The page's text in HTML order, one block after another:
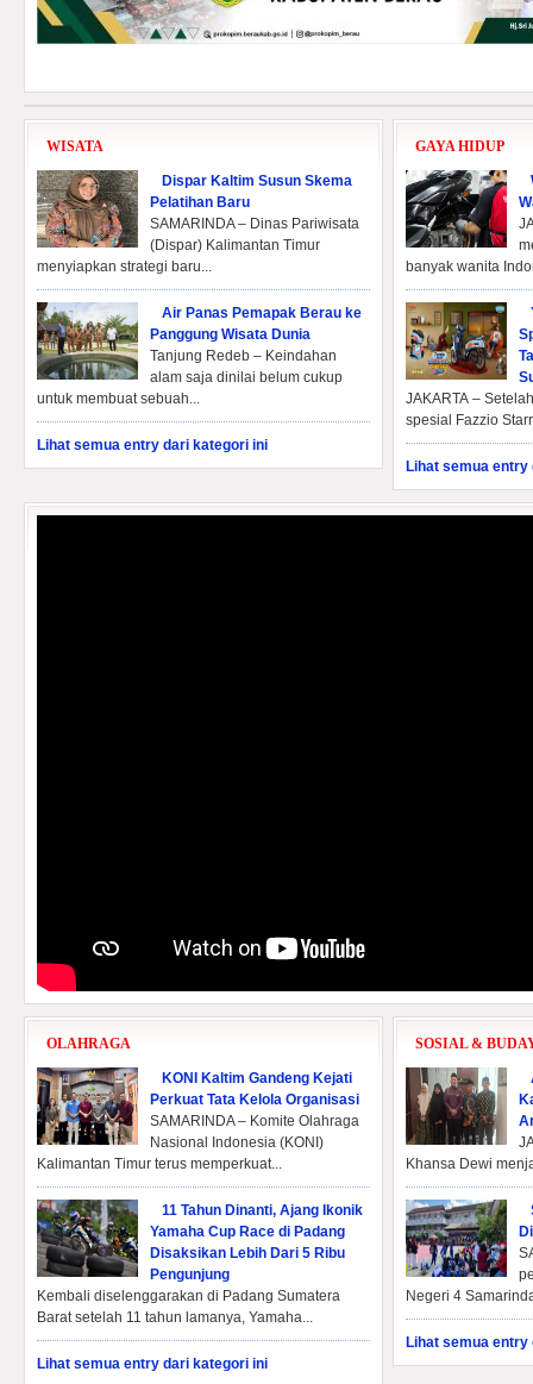
WISATA
Dispar Kaltim Susun Skema
Pelatihan Baru
SAMARINDA – Dinas Pariwisata
(Dispar) Kalimantan Timur
menyiapkan strategi baru...
Air Panas Pemapak Berau ke
Panggung Wisata Dunia
‎‎Tanjung Redeb – Keindahan
alam saja dinilai belum cukup
untuk membuat sebuah...
Lihat semua entry dari kategori ini
GAYA HIDUP
banyak wanita
JAKARTA –
spesial Fazzio
Lihat semua
OLAHRAGA
KONI Kaltim Gandeng Kejati
Perkuat Tata Kelola Organisasi
SAMARINDA – Komite Olahraga
Nasional Indonesia (KONI)
Kalimantan Timur terus memperkuat...
11 Tahun Dinanti, Ajang Ikonik
Yamaha Cup Race di Padang
Disaksikan Lebih Dari 5 Ribu
Pengunjung
Kembali diselenggarakan di Padang Sumatera
Barat setelah 11 tahun lamanya, Yamaha...
Lihat semua entry dari kategori ini
SOSIAL &
Khansa Dewi
Negeri 4
Lihat semua